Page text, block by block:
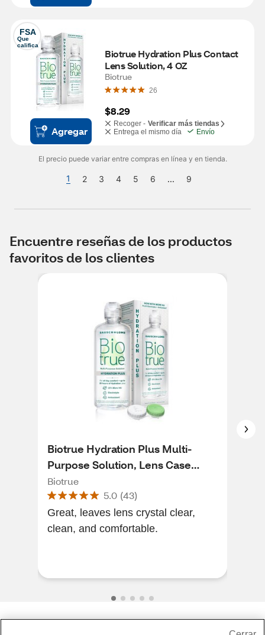
FSA
Que
califica
Agregar
Biotrue Hydration Plus Contact
Lens Solution, 4 OZ
Biotrue
26
$8.29
Recoger - Verificar más tiendas
Entrega el mismo día
Envío
El precio puede variar entre compras en línea y en tienda.
1 2 3 4 5 6 ... 9
Encuentre reseñas de los productos
favoritos de los clientes
Biotrue Hydration Plus Multi-
Purpose Solution, Lens Case
Included
Biotrue
5.0 (43)
Great, leaves lens crystal clear,
clean, and comfortable.